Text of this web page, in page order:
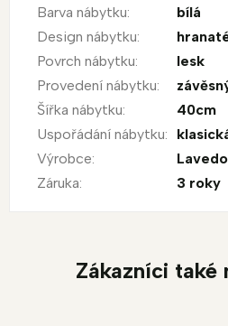
Barva nábytku:
bílá
Design nábytku:
Povrch nábytku:
lesk
Provedení nábytku:
Šířka nábytku:
40cm
Uspořádání nábytku:
Výrobce:
Lavedo
Záruka: 3 roky
Zákazníci také